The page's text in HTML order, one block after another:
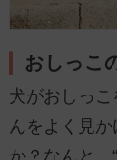
おしっこ
犬がおしっ
んをよく見